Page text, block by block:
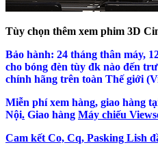
Tùy chọn thêm xem phim 3D
Bảo hành: 24 tháng thân máy,
cho bóng đèn tùy đk nào đến
chính hãng trên toàn Thế giới
Miễn phí xem hàng, giao hàng
Nội. Giao hàng Máy chiếu
Cam kết Co, Cq, Pasking Lish